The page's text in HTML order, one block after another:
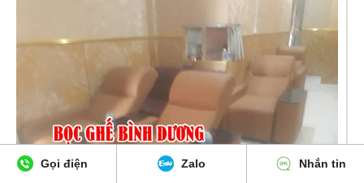
Gọi điện Zalo Nhắn tin